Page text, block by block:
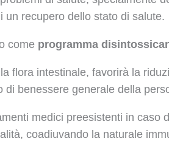
un recupero dello stato di salute.
come programma
flora intestinale, favorirà la
benessere generale della
medici preesistenti in caso
coadiuvando la naturale